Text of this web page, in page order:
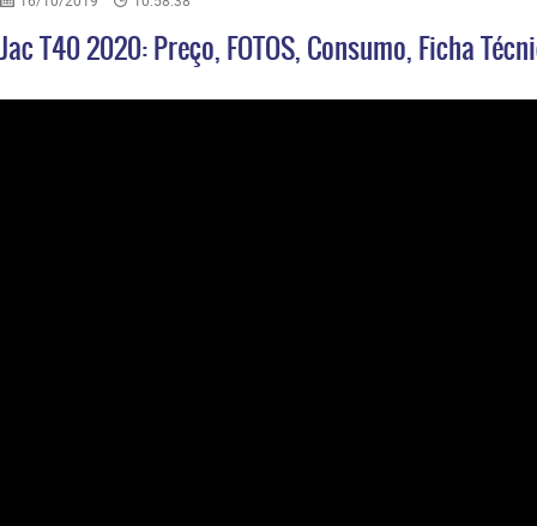
Jac T40 2020: Preço, FOTOS, Consumo, Ficha